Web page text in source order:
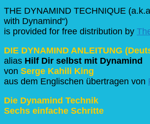
THE DYNAMIND TECHNIQUE
with Dynamind“)
is provided for free distribution by
DIE DYNAMIND ANLEITUNG
alias Hilf Dir selbst mit Dynamind
von Serge Kahili King
aus dem Englischen übertragen von
Die Dynamind Technik
Sechs einfache Schritte